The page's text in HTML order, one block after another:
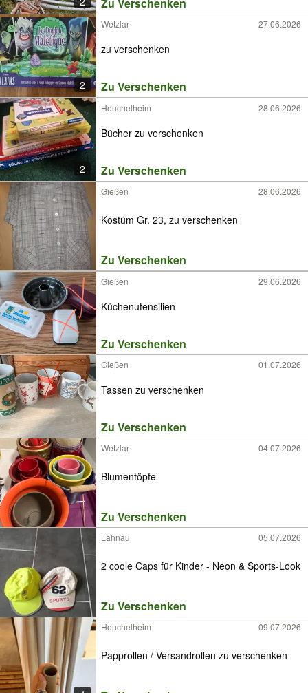
2
Wetzlar 27.06.2026
zu verschenken
Zu Verschenken
2
Heuchelheim 28.06.2026
Bücher zu verschenken
Zu Verschenken
Gießen 28.06.2026
Kostüm Gr. 23, zu verschenken
Zu Verschenken
Gießen 29.06.2026
Küchenutensilien
Zu Verschenken
Gießen 01.07.2026
Tassen zu verschenken
Zu Verschenken
Wetzlar 04.07.2026
Blumentöpfe
Zu Verschenken
Lahnau 05.07.2026
2 coole Caps für Kinder - Neon & Sports-Look
Zu Verschenken
Heuchelheim 09.07.2026
Papprollen / Versandrollen zu verschenken